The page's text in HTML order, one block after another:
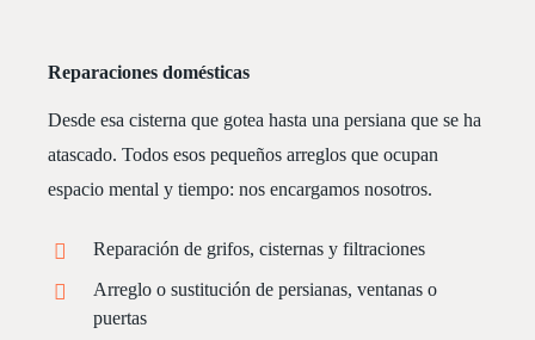
Reparaciones domésticas
Desde esa cisterna que gotea hasta una persiana que se ha
atascado. Todos esos pequeños arreglos que ocupan
espacio mental y tiempo: nos encargamos nosotros.
Reparación de grifos, cisternas y filtraciones
Arreglo o sustitución de persianas, ventanas o
puertas